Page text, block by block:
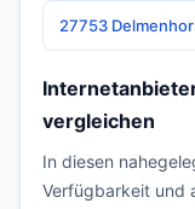
27753
vergleichen
In diesen
Verfügbarkeit und